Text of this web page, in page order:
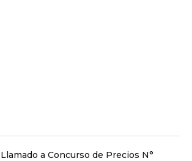
Llamado a Concurso de Precios N°